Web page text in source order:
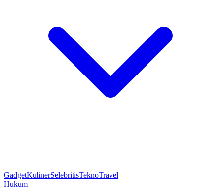
GadgetKulinerSelebritisTeknoTravel
Hukum